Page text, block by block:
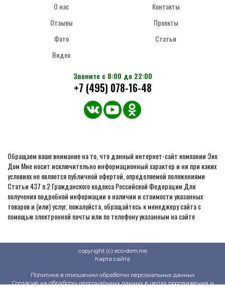
О нас
Отзывы
Фото
Видео
Контакты
Проекты
Статьи
Звоните с 8:00 до 22:00
+7 (495) 078-16-48
Обращаем ваше внимание на то, что данный интернет-сайт компании Эко
Дом Мне носит исключительно информационный характер и ни при каких
условиях не является публичной офертой, определяемой положениями
Статьи 437 п.2 Гражданского кодекса Российской Федерации.Для
получения подробной информации о наличии и стоимости указанных
товаров и (или) услуг, пожалуйста, обращайтесь к менеджеру сайта с
помощью электронной почты или по телефону указанным на сайте
copyright (c) eco-dom.me
Карта сайта
Политика в отношении обработки персональных данных
Согласие на обработку персональных данных в целях продвижения и